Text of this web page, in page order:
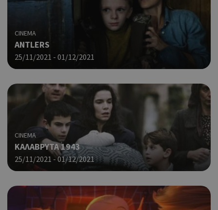
CINEMA
ANTLERS
25/11/2021 - 01/12/2021
CINEMA
ΚΑΛΑΒΡΥΤΑ 1943
25/11/2021 - 01/12/2021